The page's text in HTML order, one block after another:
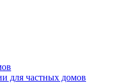
для частных домов